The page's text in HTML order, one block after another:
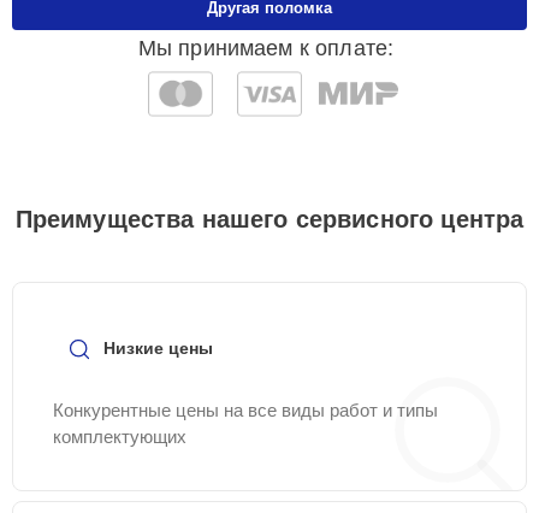
Мы принимаем к оплате:
Другая поломка
Преимущества нашего сервисного центра
Низкие цены
Конкурентные цены на все виды работ и типы
комплектующих